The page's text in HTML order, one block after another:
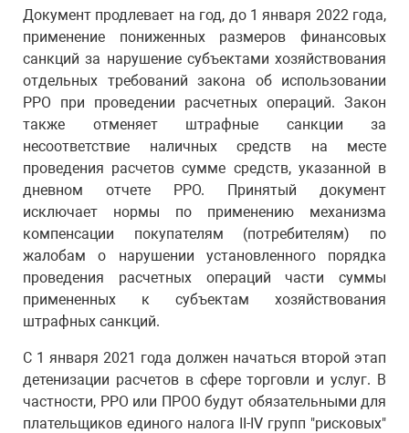
Документ продлевает на год, до 1 января 2022 года,
применение пониженных размеров финансовых
санкций за нарушение субъектами хозяйствования
отдельных требований закона об использовании
РРО при проведении расчетных операций. Закон
также отменяет штрафные санкции за
несоответствие наличных средств на месте
проведения расчетов сумме средств, указанной в
дневном отчете РРО. Принятый документ
исключает нормы по применению механизма
компенсации покупателям (потребителям) по
жалобам о нарушении установленного порядка
проведения расчетных операций части суммы
примененных к субъектам хозяйствования
штрафных санкций.
С 1 января 2021 года должен начаться второй этап
детенизации расчетов в сфере торговли и услуг. В
частности, РРО или ПРОО будут обязательными для
плательщиков единого налога II-IV групп "рисковых"